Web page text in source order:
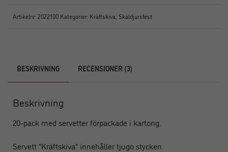
Artikelnr: 2022100 Kategorier: Kräftskiva Skaldjursfest
BESKRIVNING RECENSIONER (3)
Beskrivning
20-pack med servetter förpackade i kartong.
Servett “Kräftskiva” innehåller tjugo stycken